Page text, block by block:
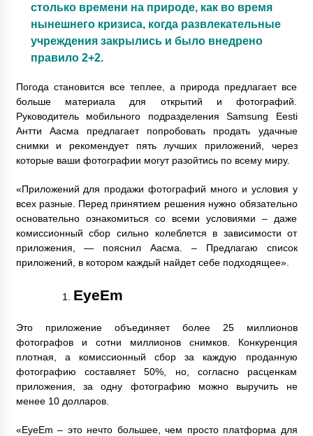
столько времени на природе, как во время
нынешнего кризиса, когда развлекательные
учреждения закрылись и было внедрено
правило 2+2.
Погода становится все теплее, а природа предлагает все
больше материала для открытий и фотографий.
Руководитель мобильного подразделения Samsung Eesti
Антти Аасма предлагает попробовать продать удачные
снимки и рекомендует пять лучших приложений, через
которые ваши фотографии могут разойтись по всему миру.
«Приложений для продажи фотографий много и условия у
всех разные. Перед принятием решения нужно обязательно
основательно ознакомиться со всеми условиями – даже
комиссионный сбор сильно колеблется в зависимости от
приложения, — пояснил Аасма. – Предлагаю список
приложений, в котором каждый найдет себе подходящее».
EyeEm
Это приложение объединяет более 25 миллионов
фотографов и сотни миллионов снимков. Конкуренция
плотная, а комиссионный сбор за каждую проданную
фотографию составляет 50%, но, согласно расценкам
приложения, за одну фотографию можно выручить не
менее 10 долларов.
«EyeEm – это нечто большее, чем просто платформа для